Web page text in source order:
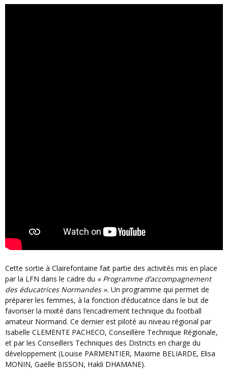
Cette sortie à Clairefontaine fait partie des activités mis en place
par la LFN dans le cadre du « Programme d’accompagnement
des éducatrices Normandes ». Un programme qui permet de
préparer les femmes, à la fonction d’éducatrice dans le but de
favoriser la mixité dans l’encadrement technique du football
amateur Normand. Ce dernier est piloté au niveau régional par
Isabelle CLEMENTE PACHECO, Conseillère Technique Régionale,
et par les Conseillers Techniques des Districts en charge du
développement (Louise PARMENTIER, Maxime BELIARDE, Elisa
MONIN, Gaëlle BISSON, Hakli DHAMANE).